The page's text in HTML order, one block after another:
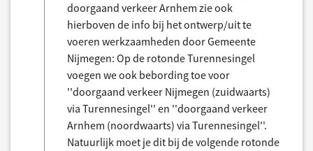
doorgaand verkeer Arnhem zie ook
hierboven de info bij het ontwerp/uit te
voeren werkzaamheden door Gemeente
Nijmegen: Op de rotonde Turennesingel
voegen we ook bebording toe voor
''doorgaand verkeer Nijmegen (zuidwaarts)
via Turennesingel'' en ''doorgaand verkeer
Arnhem (noordwaarts) via Turennesingel''.
Natuurlijk moet je dit bij de volgende rotonde